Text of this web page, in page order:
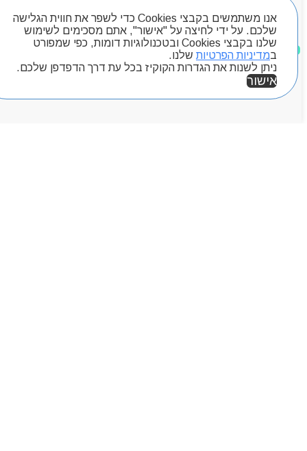
אנו משתמשים בקבצי Cookies כדי לשפר את חווית הגלישה
שלכם. על ידי לחיצה על "אישור", אתם מסכימים לשימוש
שלנו בקבצי Cookies ובטכנולוגיות דומות, כפי שמפורט
במדיניות הפרטיות שלנו.
ניתן לשנות את הגדרות הקוקיז בכל עת דרך הדפדפן שלכם.
אישור
מוצרים שאהבתי